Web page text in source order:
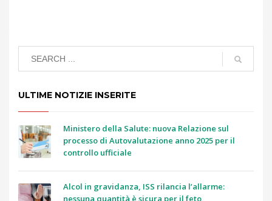
ULTIME NOTIZIE INSERITE
Ministero della Salute: nuova Relazione sul
processo di Autovalutazione anno 2025 per il
controllo ufficiale
Alcol in gravidanza, ISS rilancia l’allarme: